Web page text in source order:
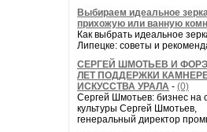
Выбираем идеальное
прихожую или ванную
Как выбрать идеальное
Липецке: советы и
СЕРГЕЙ ШМОТЬЕВ И
ЛЕТ ПОДДЕРЖКИ
ИСКУССТВА УРАЛА - (0)
Сергей Шмотьев: бизнес на
культуры Сергей Шмотьев,
генеральный директор